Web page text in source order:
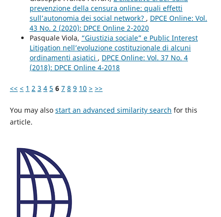
prevenzione della censura online: quali effetti
sull’autonomia dei social network? , DPCE Online: Vol.
43 No. 2 (2020): DPCE Online 2-2020
Pasquale Viola, “Giustizia sociale” e Public Interest
Litigation nell’evoluzione costituzionale di alcuni
ordinamenti asiatici , DPCE Online: Vol. 37 No. 4
(2018): DPCE Online 4-2018
<< < 1 2 3 4 5 6 7 8 9 10 > >>
You may also start an advanced similarity search for this
article.